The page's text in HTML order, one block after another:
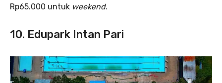
Rp65.000 untuk weekend.
10. Edupark Intan Pari